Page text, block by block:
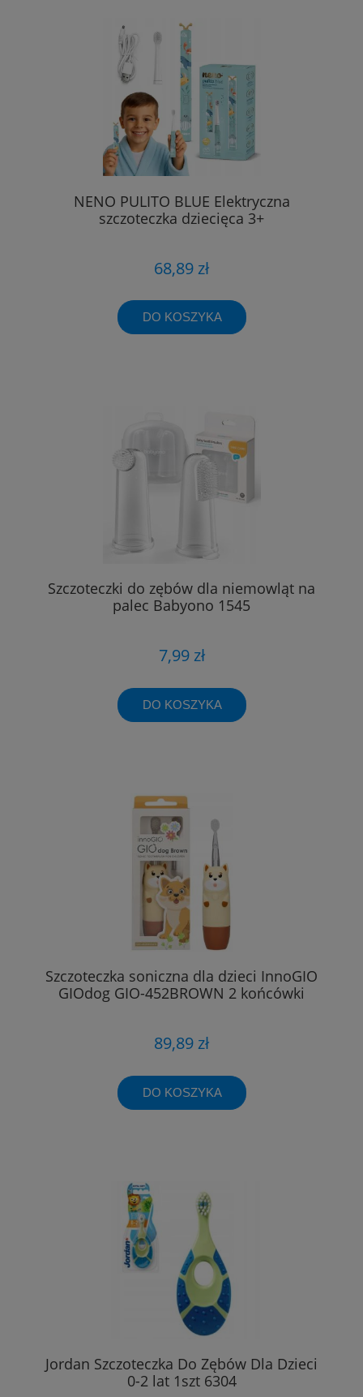
NENO PULITO BLUE Elektryczna
szczoteczka dziecięca 3+
68,89 zł
DO KOSZYKA
Szczoteczki do zębów dla niemowląt na
palec Babyono 1545
7,99 zł
DO KOSZYKA
Szczoteczka soniczna dla dzieci InnoGIO
GIOdog GIO-452BROWN 2 końcówki
89,89 zł
DO KOSZYKA
Jordan Szczoteczka Do Zębów Dla Dzieci
0-2 lat 1szt 6304